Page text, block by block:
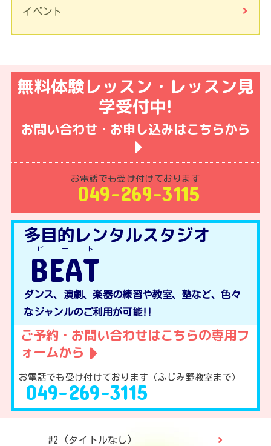
イベント
無料体験レッスン・レッスン見
学受付中!
お問い合わせ・お申し込みはこちらから
お電話でも受け付けております
049-269-3115
多目的レンタルスタジオ
BEAT
ビート
ダンス、演劇、楽器の練習や教室、塾など、色々
なジャンルのご利用が可能!!
ご予約・お問い合わせはこちらの専用フ
ォームから
お電話でも受け付けております（ふじみ野教室まで）
049-269-3115
#2 (タイトルなし)